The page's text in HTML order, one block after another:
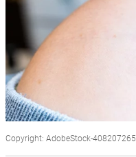
Copyright: AdobeStock-408207265